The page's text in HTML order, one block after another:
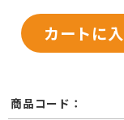
商品コード：